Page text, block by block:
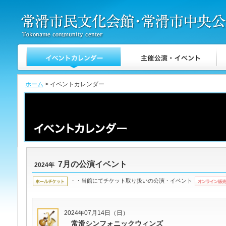
ホーム > イベントカレンダー
2024年 7月の公演イベント
・・当館にてチケット取り扱いの公演・イベント
2024年07月14日（日）
常滑シンフォニックウィンズ